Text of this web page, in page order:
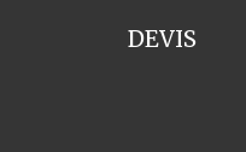
DEVIS